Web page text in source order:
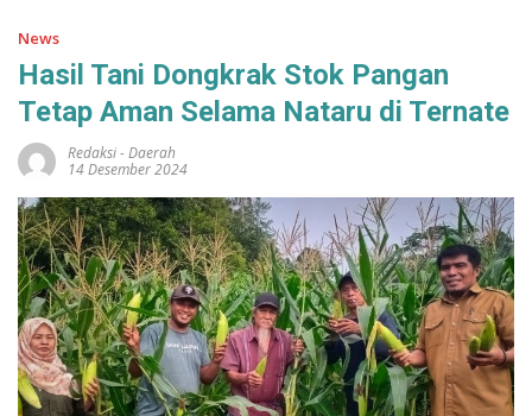
News
Hasil Tani Dongkrak Stok Pangan
Tetap Aman Selama Nataru di Ternate
Redaksi-Daerah
14 Desember 2024